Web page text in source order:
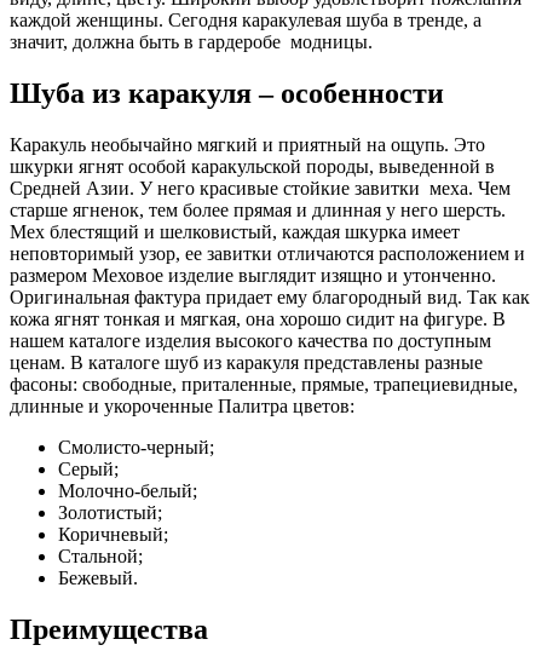
каждой женщины. Сегодня каракулевая шуба в тренде, а
значит, должна быть в гардеробе модницы.
Шуба из каракуля – особенности
Каракуль необычайно мягкий и приятный на ощупь. Это
шкурки ягнят особой каракульской породы, выведенной в
Средней Азии. У него красивые стойкие завитки меха. Чем
старше ягненок, тем более прямая и длинная у него шерсть.
Мех блестящий и шелковистый, каждая шкурка имеет
неповторимый узор, ее завитки отличаются расположением и
размером Меховое изделие выглядит изящно и утонченно.
Оригинальная фактура придает ему благородный вид. Так как
кожа ягнят тонкая и мягкая, она хорошо сидит на фигуре. В
нашем каталоге изделия высокого качества по доступным
ценам. В каталоге шуб из каракуля представлены разные
фасоны: свободные, приталенные, прямые, трапециевидные,
длинные и укороченные Палитра цветов:
Смолисто-черный;
Серый;
Молочно-белый;
Золотистый;
Коричневый;
Стальной;
Бежевый.
Преимущества